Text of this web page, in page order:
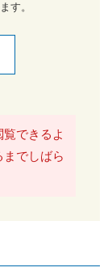
す。
覧できるよ
でしばら